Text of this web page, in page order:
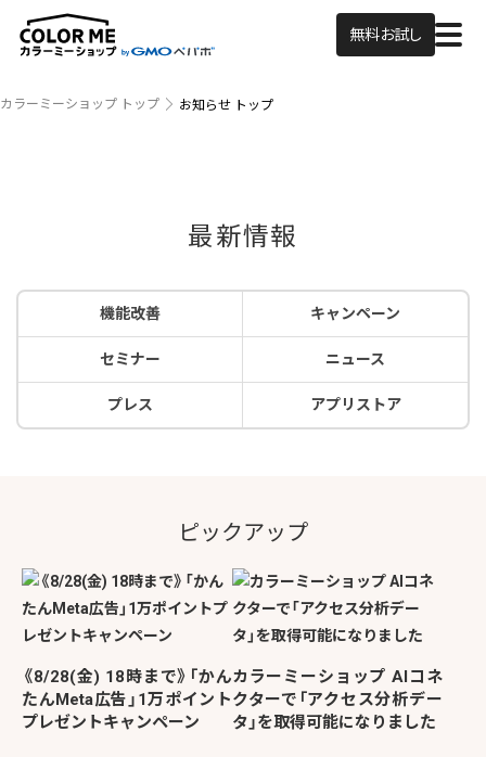
無料お試し
カラーミーショップ トップ お知らせ トップ
最新情報
機能改善 キャンペーン
セミナー ニュース
プレス アプリストア
ピックアップ
《8/28(金) 18時まで》「かん
たんMeta広告」1万ポイント
プレゼントキャンペーン
カラーミーショップ AIコネ
クターで「アクセス分析デー
タ」を取得可能になりました